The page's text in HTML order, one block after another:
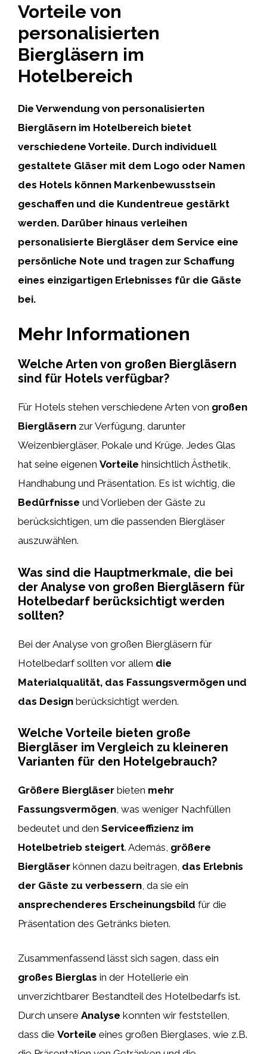
Vorteile von
personalisierten
Biergläsern im
Hotelbereich
Die Verwendung von personalisierten
Biergläsern im Hotelbereich bietet
verschiedene Vorteile. Durch individuell
gestaltete Gläser mit dem Logo oder Namen
des Hotels können Markenbewusstsein
geschaffen und die Kundentreue gestärkt
werden. Darüber hinaus verleihen
personalisierte Biergläser dem Service eine
persönliche Note und tragen zur Schaffung
eines einzigartigen Erlebnisses für die Gäste
bei.
Mehr Informationen
Welche Arten von großen Biergläsern
sind für Hotels verfügbar?
Für Hotels stehen verschiedene Arten von großen
Biergläsern zur Verfügung, darunter
Weizenbiergläser, Pokale und Krüge. Jedes Glas
hat seine eigenen Vorteile hinsichtlich Ästhetik,
Handhabung und Präsentation. Es ist wichtig, die
Bedürfnisse und Vorlieben der Gäste zu
berücksichtigen, um die passenden Biergläser
auszuwählen.
Was sind die Hauptmerkmale, die bei
der Analyse von großen Biergläsern für
Hotelbedarf berücksichtigt werden
sollten?
Bei der Analyse von großen Biergläsern für
Hotelbedarf sollten vor allem die
Materialqualität, das Fassungsvermögen und
das Design berücksichtigt werden.
Welche Vorteile bieten große
Biergläser im Vergleich zu kleineren
Varianten für den Hotelgebrauch?
Größere Biergläser bieten mehr
Fassungsvermögen, was weniger Nachfüllen
bedeutet und den Serviceeffizienz im
Hotelbetrieb steigert. Además, größere
Biergläser können dazu beitragen, das Erlebnis
der Gäste zu verbessern, da sie ein
ansprechenderes Erscheinungsbild für die
Präsentation des Getränks bieten.
Zusammenfassend lässt sich sagen, dass ein
großes Bierglas in der Hotellerie ein
unverzichtbarer Bestandteil des Hotelbedarfs ist.
Durch unsere Analyse konnten wir feststellen,
dass die Vorteile eines großen Bierglases, wie z.B.